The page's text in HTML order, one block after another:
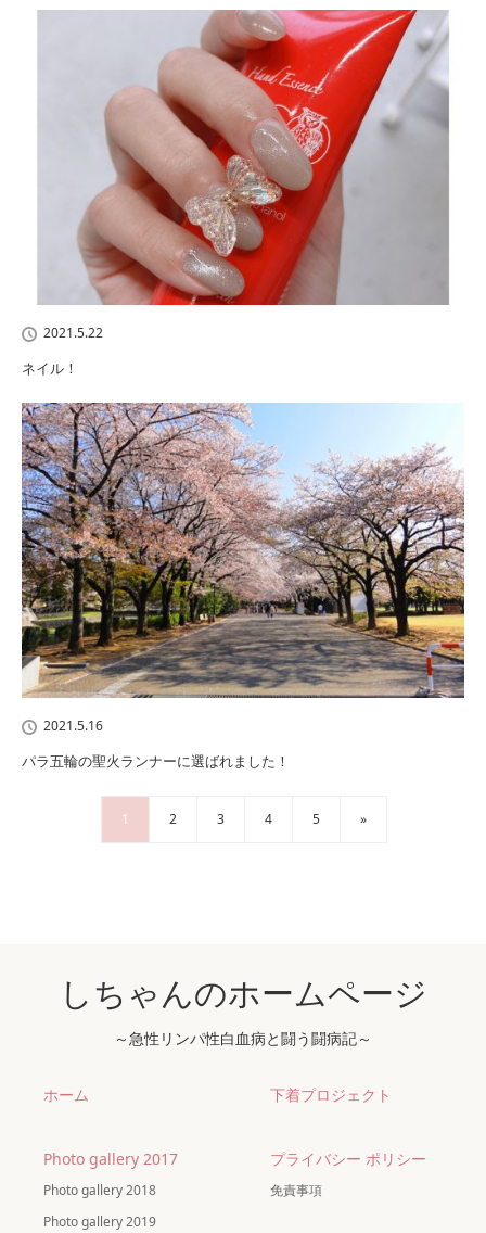
2021.5.22
ネイル！
2021.5.16
パラ五輪の聖火ランナーに選ばれました！
1 2 3 4 5 »
しちゃんのホームページ
～急性リンパ性白血病と闘う闘病記～
ホーム 下着プロジェクト
Photo gallery 2017
Photo gallery 2018
Photo gallery 2019
プライバシー ポリシー
免責事項